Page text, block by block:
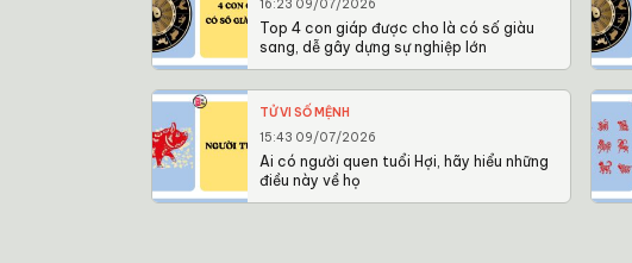
16:23 09/07/2026
Top 4 con giáp được cho là có số giàu
sang, dễ gây dựng sự nghiệp lớn
TỬ VI SỐ MỆNH
15:43 09/07/2026
Ai có người quen tuổi Hợi, hãy hiểu những
điều này về họ